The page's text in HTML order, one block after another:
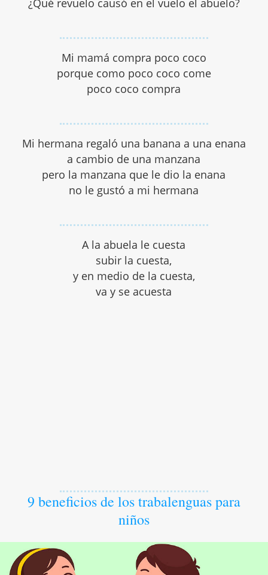
¿Qué revuelo causó en el vuelo el abuelo?
Mi mamá compra poco coco
porque como poco coco come
poco coco compra
Mi hermana regaló una banana a una enana
a cambio de una manzana
pero la manzana que le dio la enana
no le gustó a mi hermana
A la abuela le cuesta
subir la cuesta,
y en medio de la cuesta,
va y se acuesta
9 beneficios de los trabalenguas para
niños